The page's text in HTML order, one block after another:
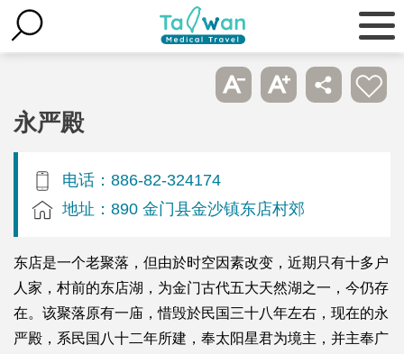
永严殿
电话：886-82-324174
地址：890 金门县金沙镇东店村郊
东店是一个老聚落，但由於时空因素改变，近期只有十多户
人家，村前的东店湖，为金门古代五大天然湖之一，今仍存
在。该聚落原有一庙，惜毁於民国三十八年左右，现在的永
严殿，系民国八十二年所建，奉太阳星君为境主，并主奉广